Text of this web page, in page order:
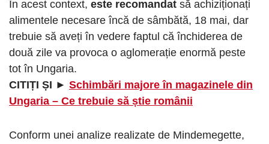
În acest context, este recomandat să achiziționați
alimentele necesare încă de sâmbătă, 18 mai, dar
trebuie să aveți în vedere faptul că închiderea de
două zile va provoca o aglomerație enormă peste
tot în Ungaria.
CITIȚI ȘI ► Schimbări majore în magazinele din
Ungaria – Ce trebuie să știe românii
Conform unei analize realizate de Mindemegette,